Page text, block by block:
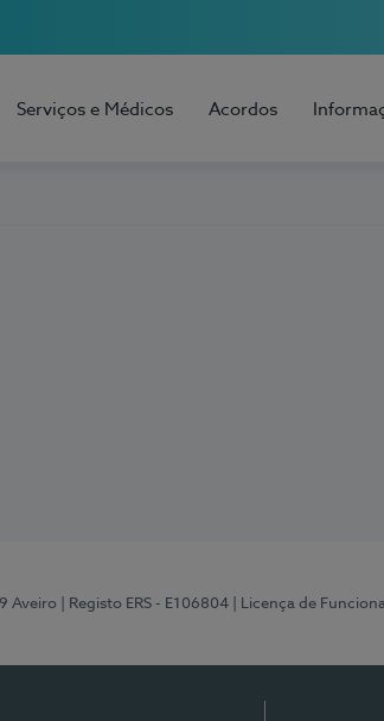
Serviços e Médicos Acordos
Aveiro | Registo ERS - E106804 | Licença de